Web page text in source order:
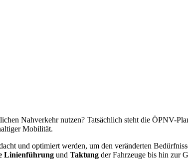
Nahverkehr nutzen? Tatsächlich steht die ÖPNV-
Mobilität.
und optimiert werden, um den veränderten
Linienführung und Taktung der Fahrzeuge bis hin zur